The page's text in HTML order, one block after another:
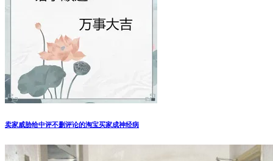
AMD和NVIDIA已经收到内部通知，对华全面禁售所有高端GPU和GPU